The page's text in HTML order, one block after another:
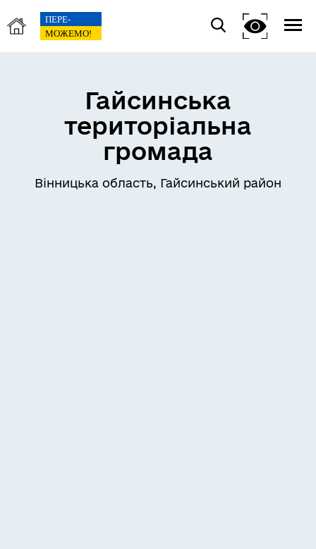
Гайсинська
територіальна
громада
Вінницька область, Гайсинський район